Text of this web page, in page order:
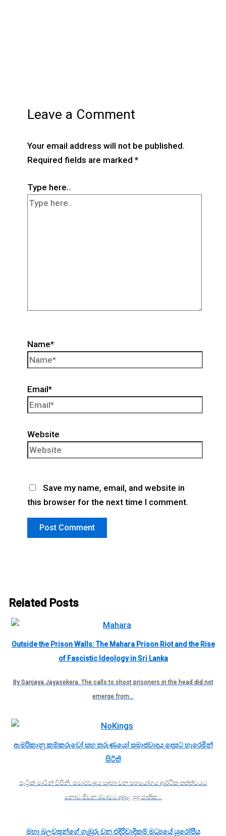
Leave a Comment
Your email address will not be published.
Required fields are marked *
Type here..
Name*
Email*
Website
Save my name, email, and website in
this browser for the next time I comment.
Related Posts
Outside the Prison Walls: The Mahara Prison Riot and the Rise
of Fascistic Ideology in Sri Lanka
By Sanjaya Jayasekera. The calls to shoot prisoners in the head did not
emerge from…
ඇමරිකානු කම්කරුවෝ සහ තරුණයෝ සමාජවාදය දෙසට හැරෙමින්
සිටිති
පැට්‍රික් මාටින් විසිනි. සමාජවාදය සඳහා වන සහයෝගය ආර්ථික තත්ත්වයට
නොව ජීවන රටාවට අදාළ සුදු ජාතික…
මහා බලවතුන්ගේ ගැඹුරු වන එදිරිවාදිකම් මධ්‍යයේ යුරෝපීය